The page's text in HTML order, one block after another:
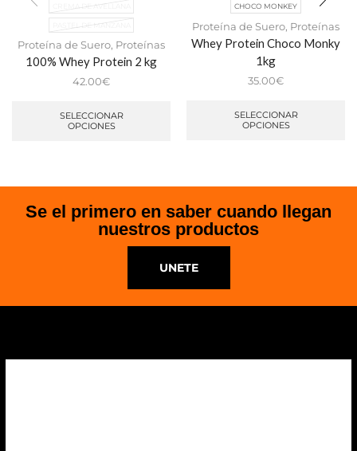
CREMA DE AVELLANA
PASTEL DE MANZANA
Proteína de Suero, Proteínas
100% Whey Protein 2 kg
42.00€
SELECCIONAR
OPCIONES
CHOCO MONKEY
Proteína de Suero, Proteínas
Whey Protein Choco Monky
1kg
35.00€
SELECCIONAR
OPCIONES
Se el primero en saber cuando llegan
nuestros productos
UNETE